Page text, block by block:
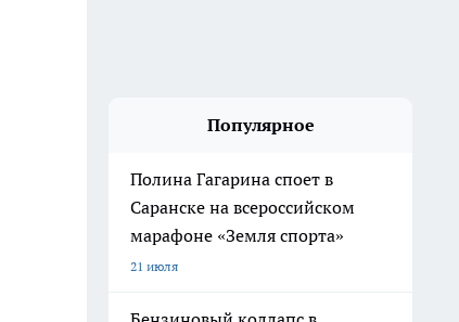
Популярное
Полина Гагарина споет в
Саранске на всероссийском
марафоне «Земля спорта»
21 июля